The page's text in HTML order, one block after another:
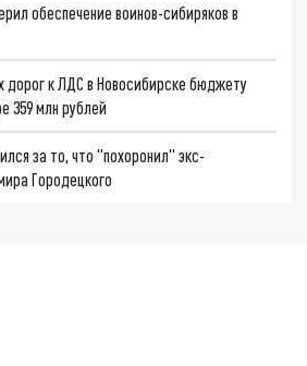
обеспечение воинов-сибиряков в
дорог к ЛДС в Новосибирске бюджету
359 млн рублей
за то, что "похоронил" экс-
Городецкого